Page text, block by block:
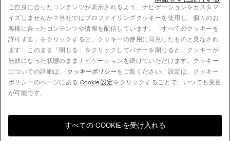
お住まいの国のオンライン
United States
ご自身に合ったコンテンツが表示されるよう、ナビゲーションをカスタマ
イズしませんか？当社ではプロファイリングクッキーを使用し、個々のお
客様に合ったコンテンツや情報を配信しています。「すべてのクッキーを
許可する」をクリックすると、クッキーの使用に同意したものと見なされ
ます。このまま「閉じる」をクリックしてバナーを閉じると、クッキーが
無効になった状態のままナビゲーションを続けていただけます。クッキー
についての詳細は、 クッキーポリシーをご覧ください。設定は、クッキー
ポリシーのページにあるCookie 設定をクリックすることで、いつでも変更
が可能です。
すべての COOKIE を受け入れる